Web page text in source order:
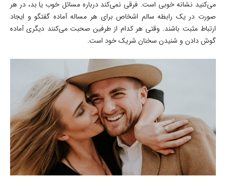
می‌کنید نشانه خوبی است. فرقی نمی‌کند درباره مسائل خوب یا بد، در هر
صورت در یک رابطه سالم اشخاص برای هر مساله آماده گفتگو و ایجاد
ارتباط مثبت باشند. وقتی هر کدام از طرفین صحبت می‌کنند دیگری آماده
گوش دادن و شنیدن سخنان شریک خود است.